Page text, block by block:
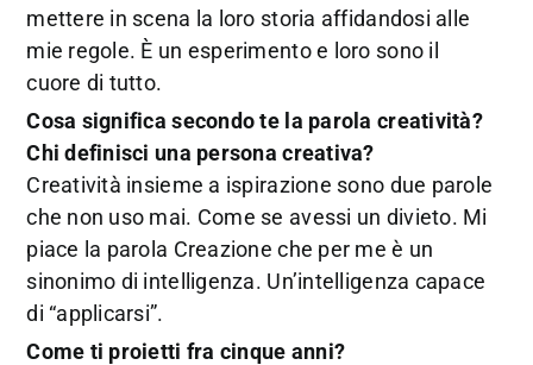
mettere in scena la loro storia affidandosi alle
mie regole. È un esperimento e loro sono il
cuore di tutto.
Cosa significa secondo te la parola creatività?
Chi definisci una persona creativa?
Creatività insieme a ispirazione sono due parole
che non uso mai. Come se avessi un divieto. Mi
piace la parola Creazione che per me è un
sinonimo di intelligenza. Un’intelligenza capace
di “applicarsi”.
Come ti proietti fra cinque anni?